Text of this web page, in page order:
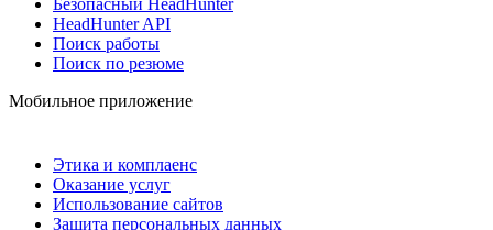
HeadHunter API
Поиск работы
Поиск по резюме
Мобильное приложение
Этика и комплаенс
Оказание услуг
Использование сайтов
Защита персональных данных